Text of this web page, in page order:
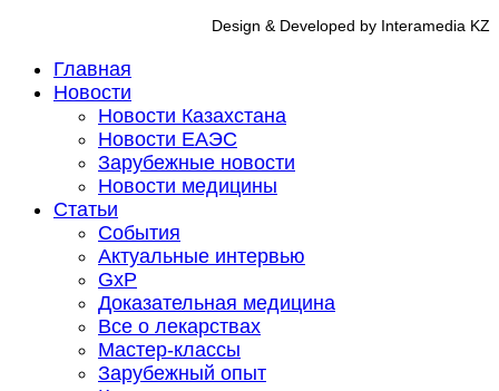
Design & Developed by Interamedia KZ
Главная
Новости
Новости Казахстана
Новости ЕАЭС
Зарубежные новости
Новости медицины
Статьи
События
Актуальные интервью
GxP
Доказательная медицина
Все о лекарствах
Мастер-классы
Зарубежный опыт